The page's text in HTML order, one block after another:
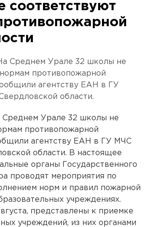
соответствуют
Среднем Урале 32 школы не
противопожарной
агентству ЕАН в ГУ
области.
Среднем Урале 32 школы не
противопожарной
агентству ЕАН в ГУ МЧС
области. В настоящее
органы Государственного
проводят мероприятия по
норм и правил пожарной
учреждениях.
представлены к приемке
учреждений, из них органами